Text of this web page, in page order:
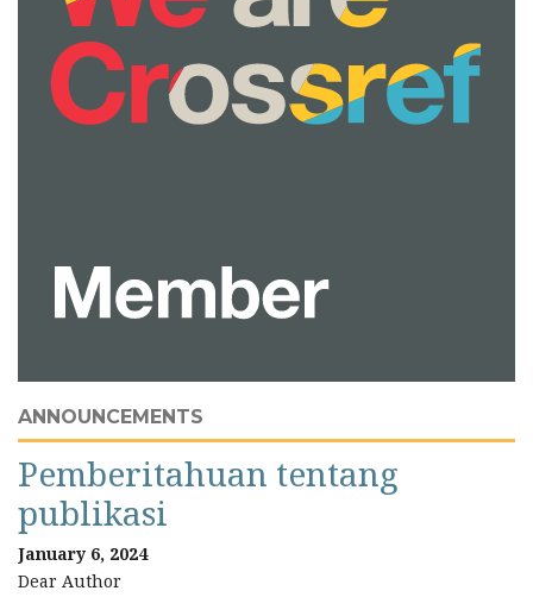
ANNOUNCEMENTS
Pemberitahuan tentang
publikasi
January 6, 2024
Dear Author